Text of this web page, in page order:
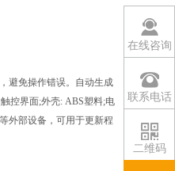
避免操作错误。自动生成
控界面;外壳: ABS塑料;电
外部设备，可用于更新程
在线咨询
联系电话
二维码